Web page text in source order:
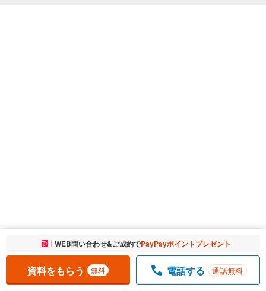
お気に入りに追加しました。 一覧を開く
WEB問い合わせ&ご成約でPayPayポイントプレゼント
資料をもらう 無料 電話する 通話無料